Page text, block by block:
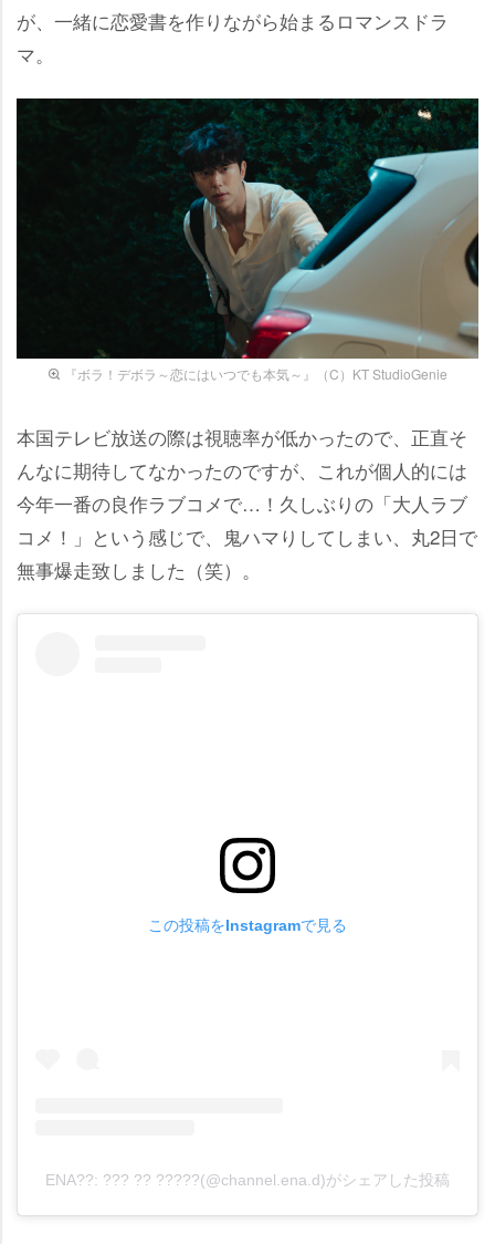
が、一緒に恋愛書を作りながら始まるロマンスドラ
マ。
『ボラ！デボラ～恋にはいつでも本気～』（C）KT StudioGenie
本国テレビ放送の際は視聴率が低かったので、正直そ
んなに期待してなかったのですが、これが個人的には
今年一番の良作ラブコメで…！久しぶりの「大人ラブ
コメ！」という感じで、鬼ハマりしてしまい、丸2日で
無事爆走致しました（笑）。
この投稿をInstagramで見る
ENA??: ??? ?? ?????(@channel.ena.d)がシェアした投稿